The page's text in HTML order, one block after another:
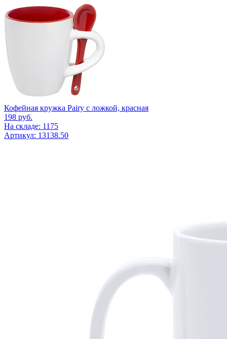
Кофейная кружка Pairy с ложкой, красная
198 руб.
На складе: 1175
Артикул: 13138.50